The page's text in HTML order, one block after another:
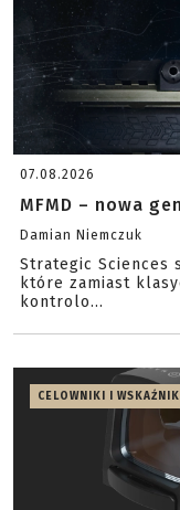
07.08.2026
MFMD – nowa
Damian Niemczuk
Strategic Sciences
które zamiast
kontrolo...
CELOWNIKI I